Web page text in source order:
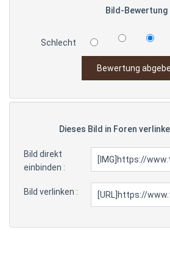
Bild-Bewertung
Schlecht
Dieses Bild in Foren
Bild direkt
einbinden :
Bild verlinken :